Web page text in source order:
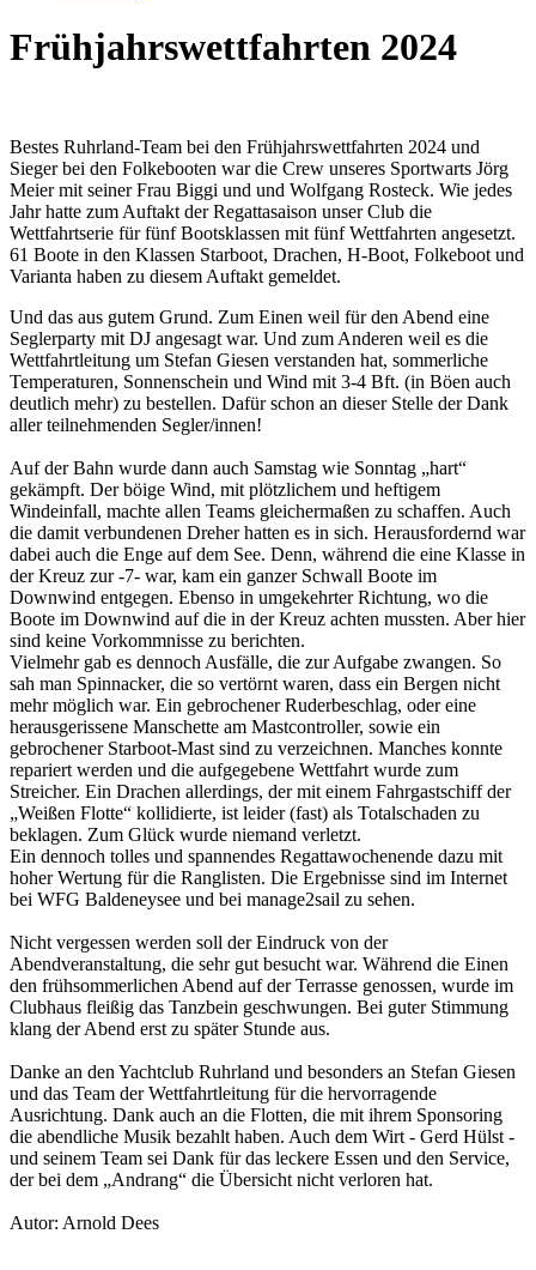
Frühjahrswettfahrten 2024
Bestes Ruhrland-Team bei den Frühjahrswettfahrten 2024 und
Sieger bei den Folkebooten war die Crew unseres Sportwarts Jörg
Meier mit seiner Frau Biggi und und Wolfgang Rosteck. Wie jedes
Jahr hatte zum Auftakt der Regattasaison unser Club die
Wettfahrtserie für fünf Bootsklassen mit fünf Wettfahrten angesetzt.
61 Boote in den Klassen Starboot, Drachen, H-Boot, Folkeboot und
Varianta haben zu diesem Auftakt gemeldet.
Und das aus gutem Grund. Zum Einen weil für den Abend eine
Seglerparty mit DJ angesagt war. Und zum Anderen weil es die
Wettfahrtleitung um Stefan Giesen verstanden hat, sommerliche
Temperaturen, Sonnenschein und Wind mit 3-4 Bft. (in Böen auch
deutlich mehr) zu bestellen. Dafür schon an dieser Stelle der Dank
aller teilnehmenden Segler/innen!
Auf der Bahn wurde dann auch Samstag wie Sonntag „hart“
gekämpft. Der böige Wind, mit plötzlichem und heftigem
Windeinfall, machte allen Teams gleichermaßen zu schaffen. Auch
die damit verbundenen Dreher hatten es in sich. Herausfordernd war
dabei auch die Enge auf dem See. Denn, während die eine Klasse in
der Kreuz zur -7- war, kam ein ganzer Schwall Boote im
Downwind entgegen. Ebenso in umgekehrter Richtung, wo die
Boote im Downwind auf die in der Kreuz achten mussten. Aber hier
sind keine Vorkommnisse zu berichten.
Vielmehr gab es dennoch Ausfälle, die zur Aufgabe zwangen. So
sah man Spinnacker, die so vertörnt waren, dass ein Bergen nicht
mehr möglich war. Ein gebrochener Ruderbeschlag, oder eine
herausgerissene Manschette am Mastcontroller, sowie ein
gebrochener Starboot-Mast sind zu verzeichnen. Manches konnte
repariert werden und die aufgegebene Wettfahrt wurde zum
Streicher. Ein Drachen allerdings, der mit einem Fahrgastschiff der
„Weißen Flotte“ kollidierte, ist leider (fast) als Totalschaden zu
beklagen. Zum Glück wurde niemand verletzt.
Ein dennoch tolles und spannendes Regattawochenende dazu mit
hoher Wertung für die Ranglisten. Die Ergebnisse sind im Internet
bei WFG Baldeneysee und bei manage2sail zu sehen.
Nicht vergessen werden soll der Eindruck von der
Abendveranstaltung, die sehr gut besucht war. Während die Einen
den frühsommerlichen Abend auf der Terrasse genossen, wurde im
Clubhaus fleißig das Tanzbein geschwungen. Bei guter Stimmung
klang der Abend erst zu später Stunde aus.
Danke an den Yachtclub Ruhrland und besonders an Stefan Giesen
und das Team der Wettfahrtleitung für die hervorragende
Ausrichtung. Dank auch an die Flotten, die mit ihrem Sponsoring
die abendliche Musik bezahlt haben. Auch dem Wirt - Gerd Hülst -
und seinem Team sei Dank für das leckere Essen und den Service,
der bei dem „Andrang“ die Übersicht nicht verloren hat.
Autor: Arnold Dees